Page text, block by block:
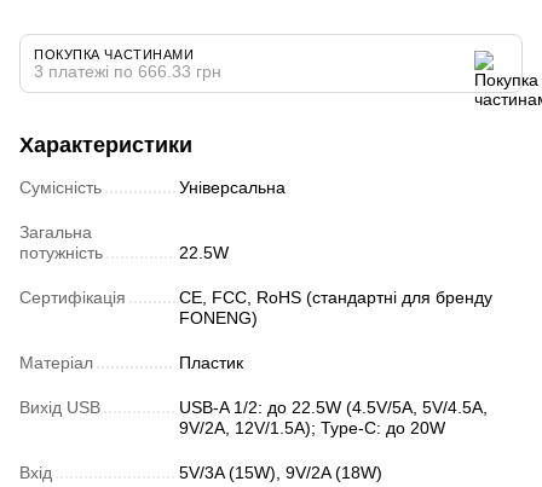
ПОКУПКА ЧАСТИНАМИ
3 платежі по 666.33 грн
Характеристики
Сумісність Універсальна
Загальна
потужність
22.5W
Сертифікація
CE, FCC, RoHS (стандартні для бренду
FONENG)
Матеріал Пластик
Вихід USB
USB-A 1/2: до 22.5W (4.5V/5A, 5V/4.5A,
9V/2A, 12V/1.5A); Type-C: до 20W
Вхід 5V/3A (15W), 9V/2A (18W)